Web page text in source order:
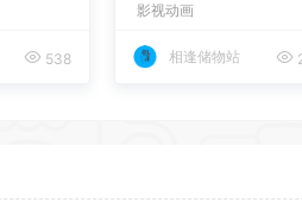
538
影视动画
相逢储物站